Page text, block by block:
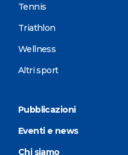
Tennis
Triathlon
Wellness
Altri sport
Pubblicazioni
Eventi e news
Chi siamo